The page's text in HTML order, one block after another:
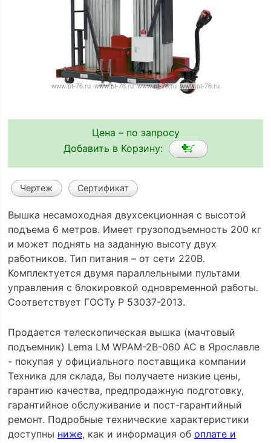
Цена – по запросу
Добавить в Корзину:
Чертеж Сертификат
Вышка несамоходная двухсекционная с высотой
подъема 6 метров. Имеет грузоподъемность 200 кг
и может поднять на заданную высоту двух
работников. Тип питания – от сети 220В.
Комплектуется двумя параллельными пультами
управления с блокировкой одновременной работы.
Соответствует ГОСТу Р 53037-2013.
Продается телескопическая вышка (мачтовый
подъемник) Lema LM WPAM-2B-060 AC в Ярославле
- покупая у официального поставщика компании
Техника для склада, Вы получаете низкие цены,
гарантию качества, предпродажную подготовку,
гарантийное обслуживание и пост-гарантийный
ремонт. Подробные технические характеристики
доступны ниже, как и информация об оплате и